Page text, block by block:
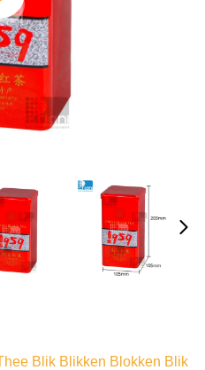
Blik Blikken Blokken Blik